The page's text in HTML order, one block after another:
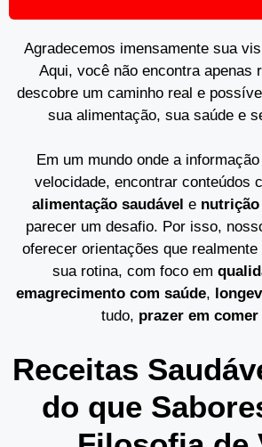
Agradecemos imensamente sua
Aqui, você não encontra apenas
descobre um caminho real e
sua alimentação, sua saúde e
Em um mundo onde a
velocidade, encontrar conteúdos
alimentação saudável e
parecer um desafio. Por isso,
oferecer orientações que
sua rotina, com foco em
emagrecimento com saúde,
tudo, prazer em comer
Receitas
do que